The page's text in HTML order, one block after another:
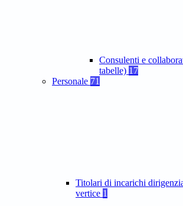
Consulenti e
tabelle) 17
Personale 71
Titolari di incarichi
vertice 1